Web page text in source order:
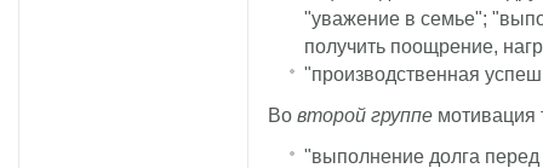
"уважение в семье";
получить поощрение,
"производственная
Во второй группе мотивация
"выполнение долга